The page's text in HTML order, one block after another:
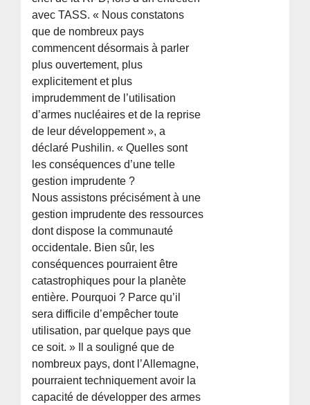
avec TASS. « Nous constatons
que de nombreux pays
commencent désormais à parler
plus ouvertement, plus
explicitement et plus
imprudemment de l’utilisation
d’armes nucléaires et de la reprise
de leur développement », a
déclaré Pushilin. « Quelles sont
les conséquences d’une telle
gestion imprudente ?
Nous assistons précisément à une
gestion imprudente des ressources
dont dispose la communauté
occidentale. Bien sûr, les
conséquences pourraient être
catastrophiques pour la planète
entière. Pourquoi ? Parce qu’il
sera difficile d’empêcher toute
utilisation, par quelque pays que
ce soit. » Il a souligné que de
nombreux pays, dont l’Allemagne,
pourraient techniquement avoir la
capacité de développer des armes